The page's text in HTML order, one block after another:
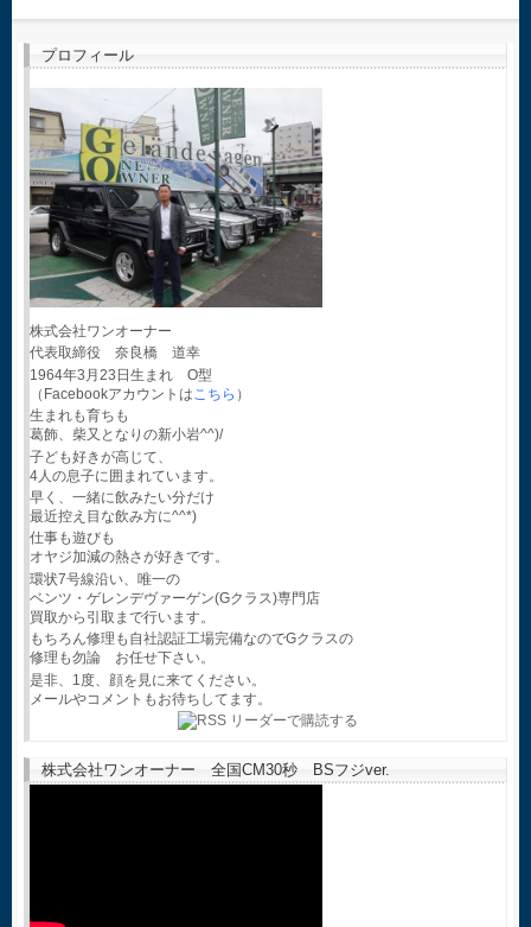
プロフィール
株式会社ワンオーナー
代表取締役 奈良橋 道幸
1964年3月23日生まれ O型
（Facebookアカウントはこちら ）
生まれも育ちも
葛飾、柴又となりの新小岩^^)/
子ども好きが高じて、
4人の息子に囲まれています。
早く、一緒に飲みたい分だけ
最近控え目な飲み方に^^*)
仕事も遊びも
オヤジ加減の熱さが好きです。
環状7号線沿い、唯一の
ベンツ・ゲレンデヴァーゲン(Gクラス)専門店
買取から引取まで行います。
もちろん修理も自社認証工場完備なのでGクラスの
修理も勿論 お任せ下さい。
是非、1度、顔を見に来てください。
メールやコメントもお待ちしてます。
株式会社ワンオーナー 全国CM30秒 BSフジver.